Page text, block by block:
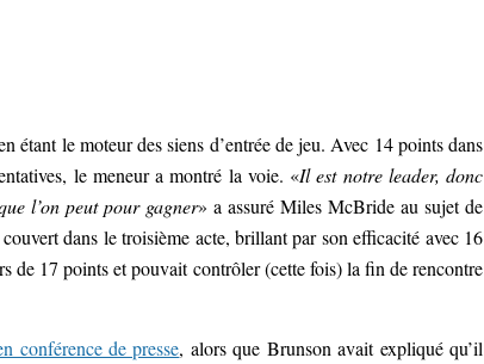
étant le moteur des siens d’entrée de jeu. Avec 14 points dans
le meneur a montré la voie. «Il est notre leader, donc
l’on peut pour gagner» a assuré Miles McBride au sujet de
dans le troisième acte, brillant par son efficacité avec 16
de 17 points et pouvait contrôler (cette fois) la fin de rencontre
conférence de presse, alors que Brunson avait expliqué qu’il